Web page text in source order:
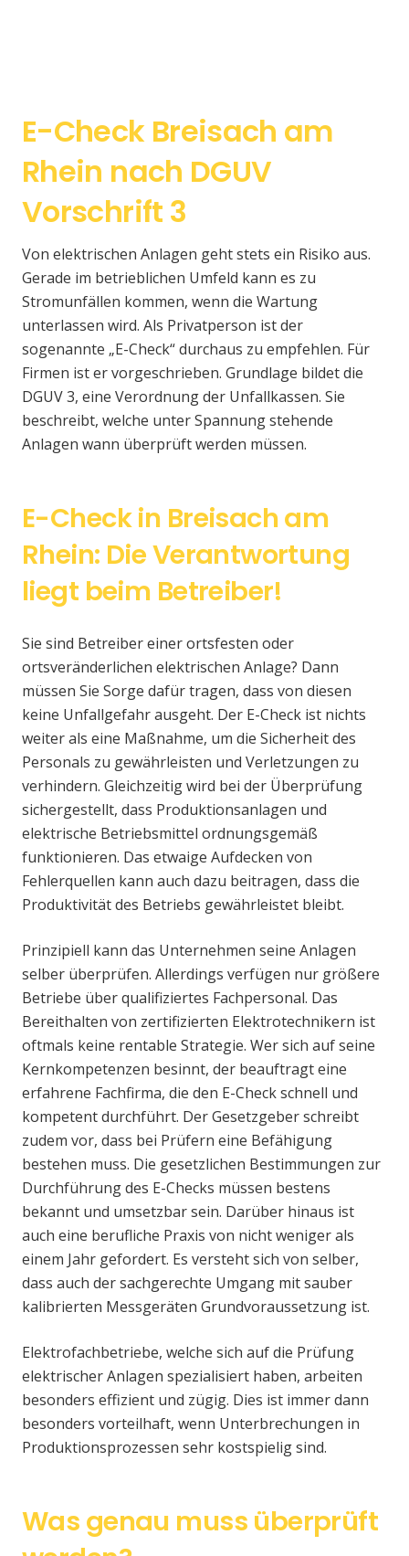
E-Check Breisach am
Rhein nach DGUV
Vorschrift 3
Von elektrischen Anlagen geht stets ein Risiko aus.
Gerade im betrieblichen Umfeld kann es zu
Stromunfällen kommen, wenn die Wartung
unterlassen wird. Als Privatperson ist der
sogenannte „E-Check“ durchaus zu empfehlen. Für
Firmen ist er vorgeschrieben. Grundlage bildet die
DGUV 3, eine Verordnung der Unfallkassen. Sie
beschreibt, welche unter Spannung stehende
Anlagen wann überprüft werden müssen.
E-Check in Breisach am
Rhein: Die Verantwortung
liegt beim Betreiber!
Sie sind Betreiber einer ortsfesten oder
ortsveränderlichen elektrischen Anlage? Dann
müssen Sie Sorge dafür tragen, dass von diesen
keine Unfallgefahr ausgeht. Der E-Check ist nichts
weiter als eine Maßnahme, um die Sicherheit des
Personals zu gewährleisten und Verletzungen zu
verhindern. Gleichzeitig wird bei der Überprüfung
sichergestellt, dass Produktionsanlagen und
elektrische Betriebsmittel ordnungsgemäß
funktionieren. Das etwaige Aufdecken von
Fehlerquellen kann auch dazu beitragen, dass die
Produktivität des Betriebs gewährleistet bleibt.
Prinzipiell kann das Unternehmen seine Anlagen
selber überprüfen. Allerdings verfügen nur größere
Betriebe über qualifiziertes Fachpersonal. Das
Bereithalten von zertifizierten Elektrotechnikern ist
oftmals keine rentable Strategie. Wer sich auf seine
Kernkompetenzen besinnt, der beauftragt eine
erfahrene Fachfirma, die den E-Check schnell und
kompetent durchführt. Der Gesetzgeber schreibt
zudem vor, dass bei Prüfern eine Befähigung
bestehen muss. Die gesetzlichen Bestimmungen zur
Durchführung des E-Checks müssen bestens
bekannt und umsetzbar sein. Darüber hinaus ist
auch eine berufliche Praxis von nicht weniger als
einem Jahr gefordert. Es versteht sich von selber,
dass auch der sachgerechte Umgang mit sauber
kalibrierten Messgeräten Grundvoraussetzung ist.
Elektrofachbetriebe, welche sich auf die Prüfung
elektrischer Anlagen spezialisiert haben, arbeiten
besonders effizient und zügig. Dies ist immer dann
besonders vorteilhaft, wenn Unterbrechungen in
Produktionsprozessen sehr kostspielig sind.
Was genau muss überprüft